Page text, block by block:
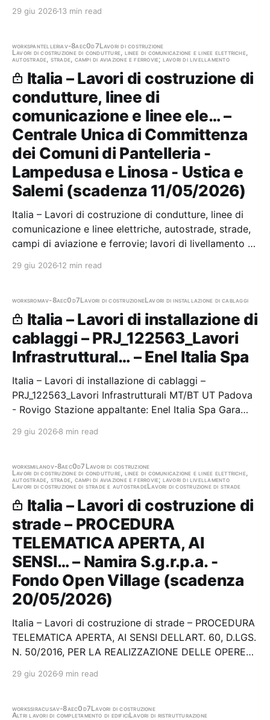
artigianato (M16) e albergo diffuso (M18) - LOTTO 2
29 giu 2026 13 min read
workspantelleriav-8aec0d7Lavori di costruzione
Lavori di costruzione di condutture, linee di comunicazione e linee elettriche,
autostrade, strade, campi di aviazione e ferrovie; lavori di livellamento
Italia – Lavori di costruzione di
condutture, linee di
comunicazione e linee ele… –
Centrale Unica di Committenza
dei Comuni di Pantelleria -
Lampedusa e Linosa - Ustica e
Salemi (scadenza 11/05/2026)
Italia – Lavori di costruzione di condutture, linee di
comunicazione e linee elettriche, autostrade, strade,
campi di aviazione e ferrovie; lavori di livellamento –
integrato per la redazione del progetto esecutivo e la
29 giu 2026 12 min read
worksromav-8aec0d7Lavori di costruzioneLavori di installazione di cablaggi
Italia – Lavori di installazione di
cablaggi – PRJ_122563_Lavori
Infrastruttural… – Enel Italia Spa
Italia – Lavori di installazione di cablaggi –
PRJ_122563_Lavori Infrastrutturali MT/BT UT Padova
- Rovigo Stazione appaltante: Enel Italia Spa Gara
29 giu 2026 8 min read
worksmilanov-8aec0d7 Lavori di costruzione
Lavori di costruzione di condutture, linee di comunicazione e linee elettriche,
autostrade, strade, campi di aviazione e ferrovie; lavori di livellamento
Lavori di costruzione di strade e autostradeLavori di costruzione di strade
Italia – Lavori di costruzione di
strade – PROCEDURA
TELEMATICA APERTA, AI
SENSI… – Namira S.g.r.p.a. -
Fondo Open Village (scadenza
20/05/2026)
Italia – Lavori di costruzione di strade – PROCEDURA
TELEMATICA APERTA, AI SENSI DELLART. 60, D.LGS.
N. 50/2016, PER LA REALIZZAZIONE DELLE OPERE
VILLAGGIO TURISTICO RURALE VALLE OSSI NEL
appaltante: Namira S.g.r.p.a. -…
29 giu 2026 9 min read
workssiracusav-8aec0d7Lavori di costruzione
Altri lavori di completamento di edificiLavori di ristrutturazione